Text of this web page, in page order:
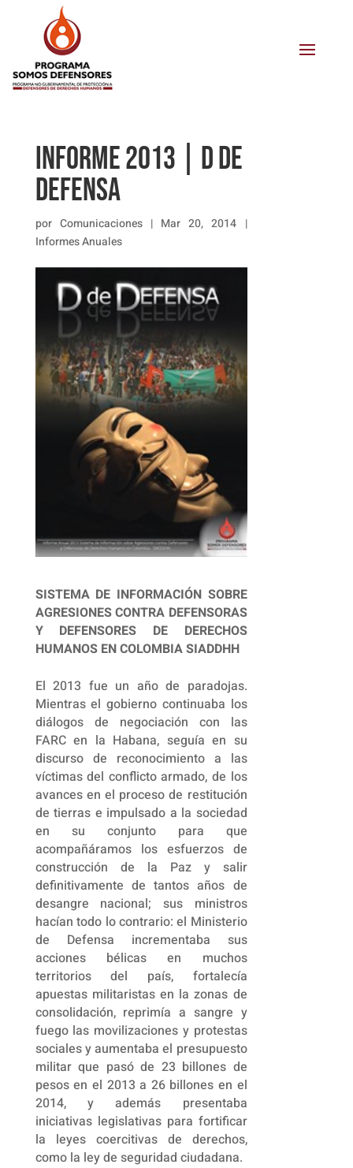
INFORME 2013 | D DE
DEFENSA
por Comunicaciones| Mar 20, 2014 |
Informes Anuales
SISTEMA DE INFORMACIÓN SOBRE
AGRESIONES CONTRA DEFENSORAS
Y DEFENSORES DE DERECHOS
HUMANOS EN COLOMBIA SIADDHH
El 2013 fue un año de paradojas.
Mientras el gobierno continuaba los
diálogos de negociación con las
FARC en la Habana, seguía en su
discurso de reconocimiento a las
víctimas del conflicto armado, de los
avances en el proceso de restitución
de tierras e impulsado a la sociedad
en su conjunto para que
acompañáramos los esfuerzos de
construcción de la Paz y salir
definitivamente de tantos años de
desangre nacional; sus ministros
hacían todo lo contrario: el Ministerio
de Defensa incrementaba sus
acciones bélicas en muchos
territorios del país, fortalecía
apuestas militaristas en la zonas de
consolidación, reprimía a sangre y
fuego las movilizaciones y protestas
sociales y aumentaba el presupuesto
militar que pasó de 23 billones de
pesos en el 2013 a 26 billones en el
2014, y además presentaba
iniciativas legislativas para fortificar
la leyes coercitivas de derechos,
como la ley de seguridad ciudadana.